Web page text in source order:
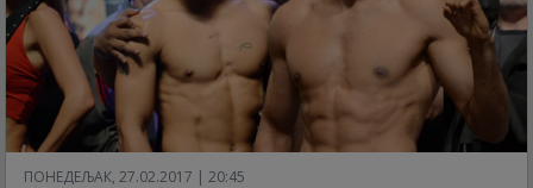
ПОНЕДЕЉАК, 27.02.2017 | 20:45